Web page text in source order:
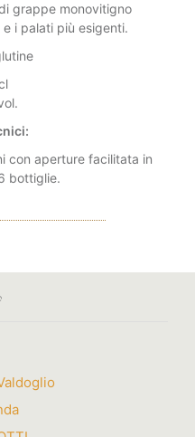
grappe monovitigno
i palati più esigenti.
con aperture facilitata in
bottiglie.